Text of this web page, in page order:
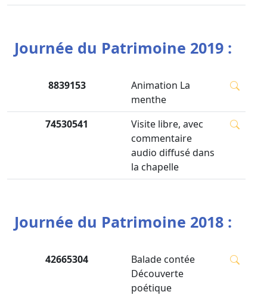
Journée du Patrimoine 2019 :
8839153
Animation La
menthe
74530541
Visite libre, avec
commentaire
audio diffusé dans
la chapelle
Journée du Patrimoine 2018 :
42665304
Balade contée
Découverte
poétique